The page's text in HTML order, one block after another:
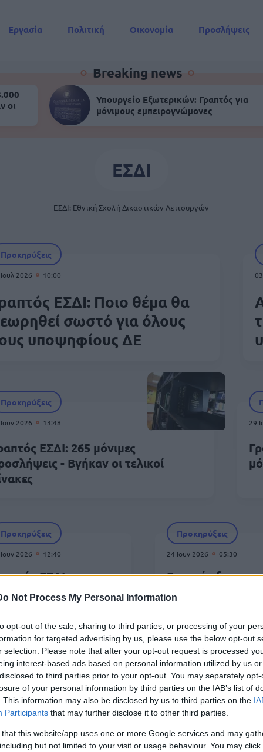
Not Process My Personal Information
opt-out of the sale, sharing to third parties, or processing of your
for targeted advertising by us, please use the below opt-out
selection. Please note that after your opt-out request is processed
interest-based ads based on personal information utilized by us
to third parties prior to your opt-out. You may separately
of your personal information by third parties on the IAB’s list of
This information may also be disclosed by us to third parties on the
Participants that may further disclose it to other third parties.
that this website/app uses one or more Google services and may
but not limited to your visit or usage behaviour. You may
Εργασία Πολιτική Οικονομία Προσλήψεις
Breaking news
οι
Υπουργείο Εξωτερικών: Γραπτός για
μόνιμους εμπειρογνώμονες
ΕΣΔΙ
ΕΣΔΙ: Εθνική Σχολή Δικαστικών Λειτουργών
Προκηρύξεις
2026 10:00
ΕΣΔΙ: Ποιο θέμα θα
σωστό για όλους
υποψηφίους ΔΕ
Προκηρύξεις
2026 13:48
ΕΣΔΙ: 265 μόνιμες
- Βγήκαν οι τελικοί
29
Προκηρύξεις
2026 12:40
ΕΣΔΙ:
σε
- Βγήκαν οι
Προκηρύξεις
24 Ιουν 2026 05:30
Γραπτός
αιτήσεις
Προκηρύξεις
2026 05:30
Γραπτός διαγωνισμός για 150
- Πού κάνετε αίτηση
15